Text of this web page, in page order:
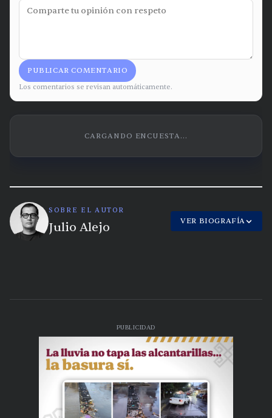
PUBLICAR COMENTARIO
Los comentarios se revisan automáticamente.
CARGANDO ENCUESTA...
SOBRE EL AUTOR
Julio Alejo VER BIOGRAFÍA
PUBLICIDAD